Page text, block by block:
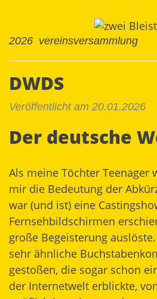
2026 vereinsversammlung
DWDS
Veröffentlicht am 20.01.2026
Der deutsche
Als meine Töchter Teenager
mir die Bedeutung der
war (und ist) eine
Fernsehbildschirmen
große Begeisterung
sehr ähnliche
gestoßen, die sogar schon
der Internetwelt erblickte,